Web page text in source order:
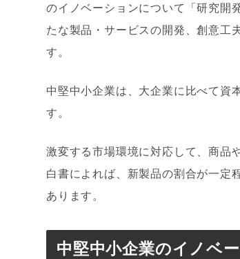
のイノベーションについて「研究開
たな製品・サービスの開発、創意工
す。
中堅中小企業は、大企業に比べて資
す。
激変する市場環境に対応して、商品
白書によれば、新製品の割合が一定
あります。
中堅中小企業のイノベ